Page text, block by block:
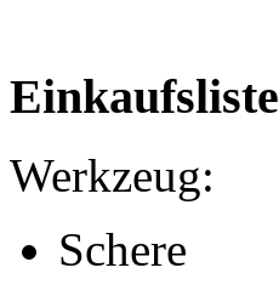
Einkaufsliste
Werkzeug:
Schere